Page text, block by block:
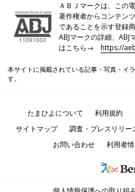
ＡＢＪマークは、この
著作権者からコンテン
であることを示す登録
ABJマークの詳細、
はこちら→https://
本サイトに掲載されている記事・写真・イ
す。
たまひよについて 利用規約
サイトマップ
調査・プレスリリー
お問い合わせ
利用者